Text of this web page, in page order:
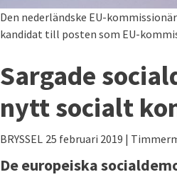
Den nederländske EU-
kandidat till posten som EU-
Sargade
nytt socialt
BRYSSEL 25 februari 2019 |
De europeiska